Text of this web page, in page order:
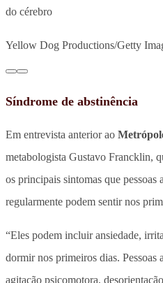
do cérebro
Yellow Dog Productions/Getty
Síndrome de abstinência
Em entrevista anterior ao
metabologista Gustavo Francklin,
os principais sintomas que pessoas
regularmente podem sentir nos
“Eles podem incluir ansiedade,
dormir nos primeiros dias. Pessoas
agitação psicomotora,